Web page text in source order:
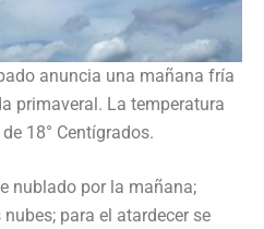
anuncia una mañana fría
primaveral. La temperatura
18° Centígrados.
nublado por la mañana;
para el atardecer se